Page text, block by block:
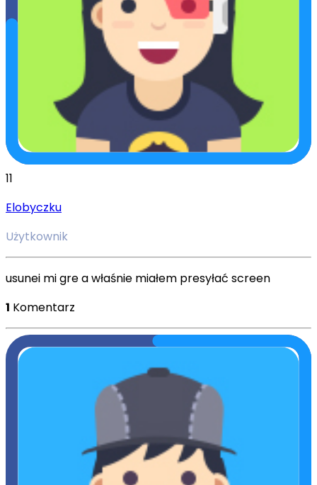
11
Elobyczku
Użytkownik
usunei mi gre a właśnie miałem presyłać screen
1 Komentarz